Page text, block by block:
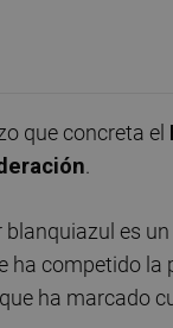
que concreta el
.
es
ha competido la
ha marcado